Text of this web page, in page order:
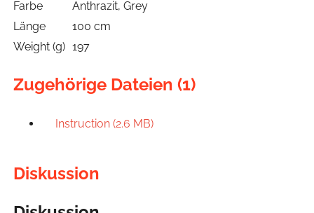
Farbe
Anthrazit, Grey
Länge
100 cm
Weight (g) 197
Zugehörige Dateien (1)
Instruction (2.6 MB)
Diskussion